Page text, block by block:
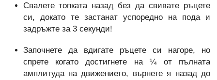
Свалете топката назад без да свивате ръцете
си, докато те застанат успоредно на пода и
задръжте за 3 секунди!
Започнете да вдигате ръцете си нагоре, но
спрете когато достигнете на ¼ от пълната
амплитуда на движението, върнете я назад до